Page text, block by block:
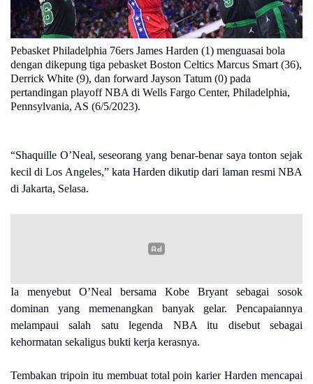
Pebasket Philadelphia 76ers James Harden (1) menguasai bola
dengan dikepung tiga pebasket Boston Celtics Marcus Smart (36),
Derrick White (9), dan forward Jayson Tatum (0) pada
pertandingan playoff NBA di Wells Fargo Center, Philadelphia,
Pennsylvania, AS (6/5/2023).
“Shaquille O’Neal, seseorang yang benar-benar saya tonton sejak
kecil di Los Angeles,” kata Harden dikutip dari laman resmi NBA
di Jakarta, Selasa.
Ia menyebut O’Neal bersama Kobe Bryant sebagai sosok
dominan yang memenangkan banyak gelar. Pencapaiannya
melampaui salah satu legenda NBA itu disebut sebagai
kehormatan sekaligus bukti kerja kerasnya.
Tembakan tripoin itu membuat total poin karier Harden mencapai